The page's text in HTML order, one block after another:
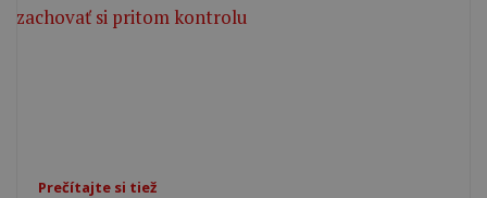
Prečítajte si tiež